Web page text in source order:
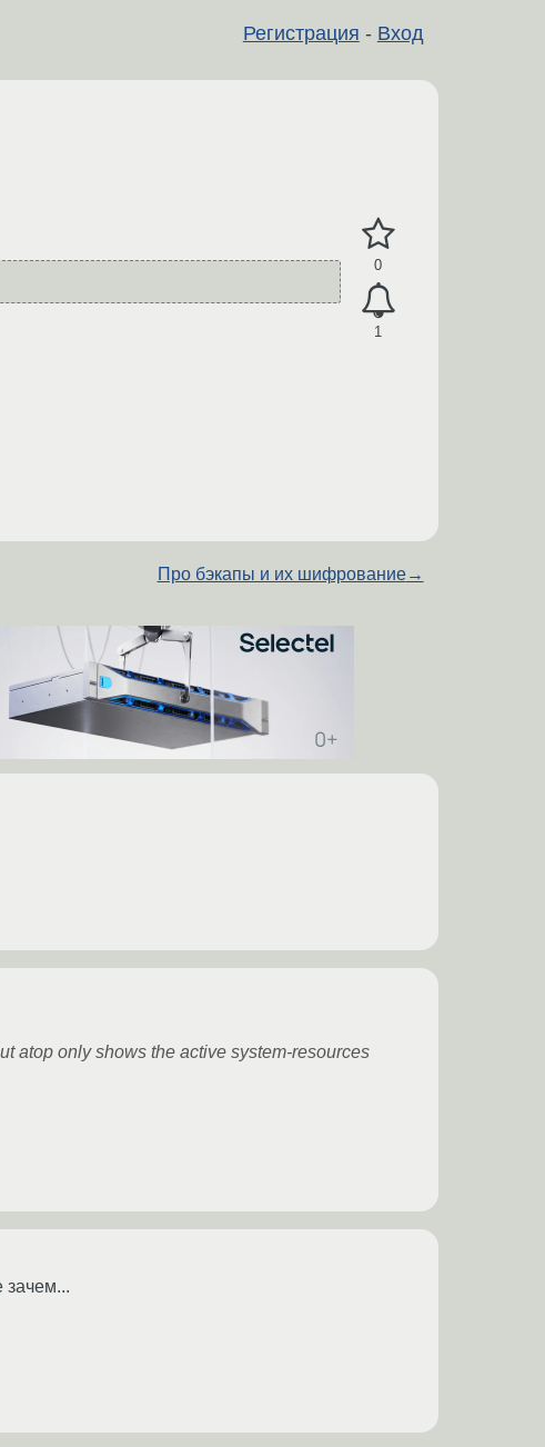
Регистрация - Вход
0
1
Про бэкапы и их шифрование→
atop only shows the active system-resources
зачем...